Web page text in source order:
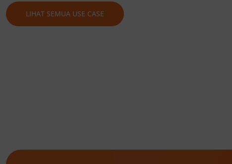
LIHAT SEMUA USE CASEPenuhi SLA dan regulasi